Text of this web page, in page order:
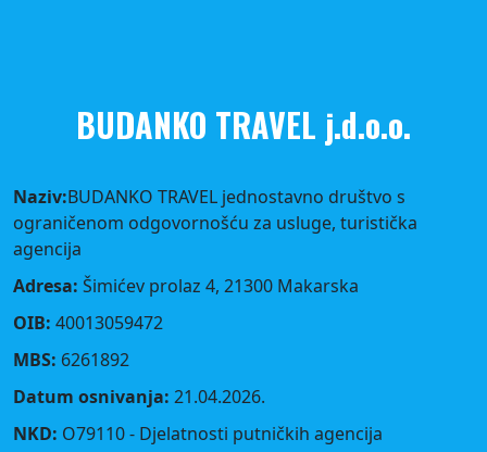
BUDANKO TRAVEL j.d.o.o.
Naziv:BUDANKO TRAVEL jednostavno društvo s
ograničenom odgovornošću za usluge, turistička
agencija
Adresa: Šimićev prolaz 4, 21300 Makarska
OIB: 40013059472
MBS: 6261892
Datum osnivanja: 21.04.2026.
NKD: O79110 - Djelatnosti putničkih agencija